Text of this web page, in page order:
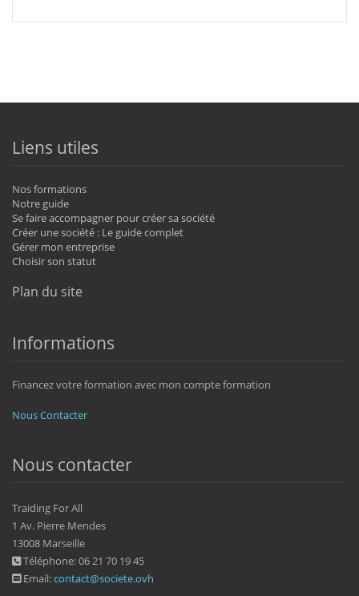
Liens utiles
Nos formations
Notre guide
Se faire accompagner pour créer sa société
Créer une société : Le guide complet
Gérer mon entreprise
Choisir son statut
Plan du site
Informations
Financez votre formation avec mon compte formation
Nous Contacter
Nous contacter
Traiding For All
1 Av. Pierre Mendes
13008 Marseille
Téléphone: 06 21 70 19 45
Email:contact@societe.ovh